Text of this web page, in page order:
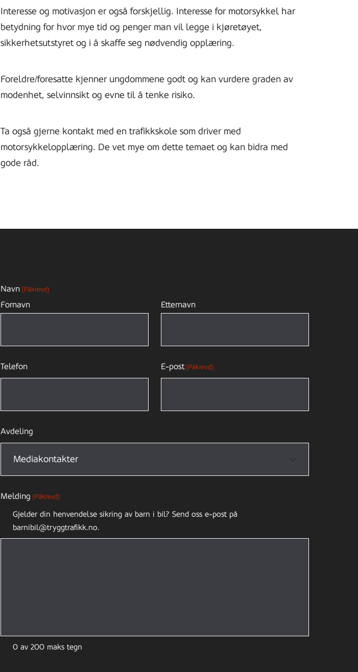
Interesse og motivasjon er også forskjellig. Interesse for motorsykkel har
betydning for hvor mye tid og penger man vil legge i kjøretøyet,
sikkerhetsutstyret og i å skaffe seg nødvendig opplæring.
Foreldre/foresatte kjenner ungdommene godt og kan vurdere graden av
modenhet, selvinnsikt og evne til å tenke risiko.
Ta også gjerne kontakt med en trafikkskole som driver med
motorsykkelopplæring. De vet mye om dette temaet og kan bidra med
gode råd.
Navn (Påkrevd)
Fornavn Etternavn
Telefon E-post (Påkrevd)
Avdeling
Melding (Påkrevd)
Gjelder din henvendelse sikring av barn i bil? Send oss e-post på
barnibil@tryggtrafikk.no.
0 av 200 maks tegn